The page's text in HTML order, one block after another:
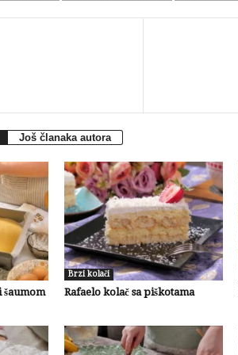
Još članaka autora
šaumom
Brzi kolači
Rafaelo kolač sa piškotama